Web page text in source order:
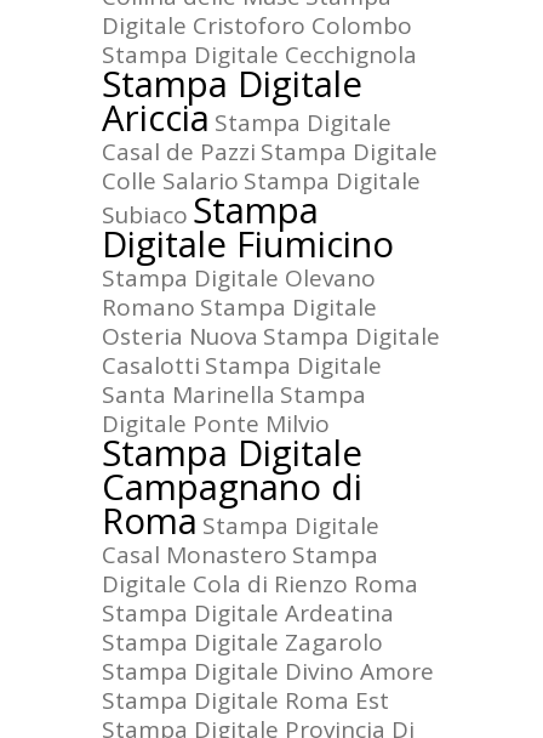
Digitale Cristoforo Colombo
Stampa Digitale Cecchignola
Stampa Digitale
Ariccia Stampa Digitale
Casal de Pazzi Stampa Digitale
Colle Salario Stampa Digitale
Subiaco Stampa
Digitale Fiumicino
Stampa Digitale Olevano
Romano Stampa Digitale
Osteria Nuova Stampa Digitale
Casalotti Stampa Digitale
Santa Marinella Stampa
Digitale Ponte Milvio
Stampa Digitale
Campagnano di
Roma Stampa Digitale
Casal Monastero Stampa
Digitale Cola di Rienzo Roma
Stampa Digitale Ardeatina
Stampa Digitale Zagarolo
Stampa Digitale Divino Amore
Stampa Digitale Roma Est
Stampa Digitale Provincia Di